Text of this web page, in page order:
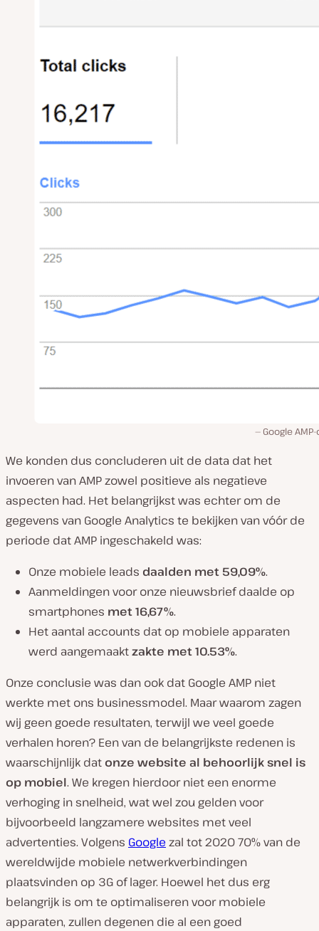
Google
We konden dus concluderen uit de data dat het
invoeren van AMP zowel positieve als negatieve
aspecten had. Het belangrijkst was echter om de
gegevens van Google Analytics te bekijken van vóór de
periode dat AMP ingeschakeld was:
Onze mobiele leads daalden met 59,09%.
Aanmeldingen voor onze nieuwsbrief daalde op
smartphones met 16,67%.
Het aantal accounts dat op mobiele apparaten
werd aangemaaktzakte met 10.53%.
Onze conclusie was dan ook dat Google AMP niet
werkte met ons businessmodel. Maar waarom zagen
wij geen goede resultaten, terwijl we veel goede
verhalen horen? Een van de belangrijkste redenen is
waarschijnlijk dat onze website al behoorlijk snel is
op mobiel. We kregen hierdoor niet een enorme
verhoging in snelheid, wat wel zou gelden voor
bijvoorbeeld langzamere websites met veel
advertenties. Volgens Google zal tot 2020 70% van de
wereldwijde mobiele netwerkverbindingen
plaatsvinden op 3G of lager. Hoewel het dus erg
belangrijk is om te optimaliseren voor mobiele
apparaten, zullen degenen die al een goed